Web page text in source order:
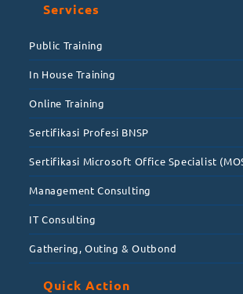
Services
Public Training
In House Training
Online Training
Sertifikasi Profesi BNSP
Sertifikasi Microsoft Office Specialist
Management Consulting
IT Consulting
Gathering, Outing & Outbond
Quick Action